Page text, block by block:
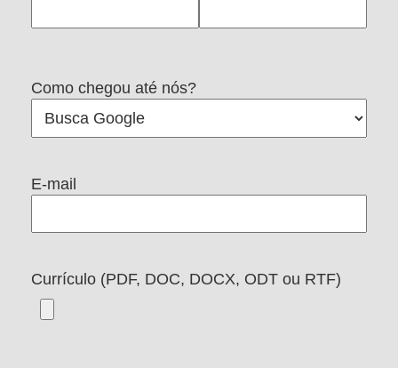
Como chegou até nós?
E-mail
Currículo (PDF, DOC, DOCX, ODT ou RTF)